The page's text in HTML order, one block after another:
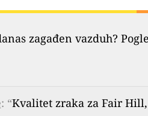
zagađen vazduh?
: “Kvalitet zraka za Fair